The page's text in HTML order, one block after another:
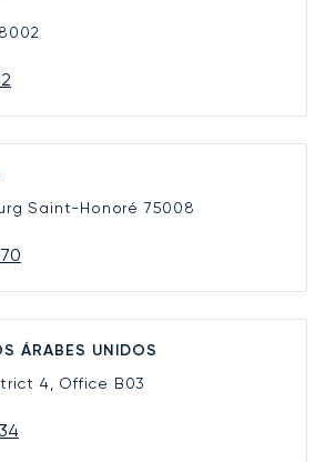
8002
Saint-Honoré 75008
ÁRABES UNIDOS
4, Office B03